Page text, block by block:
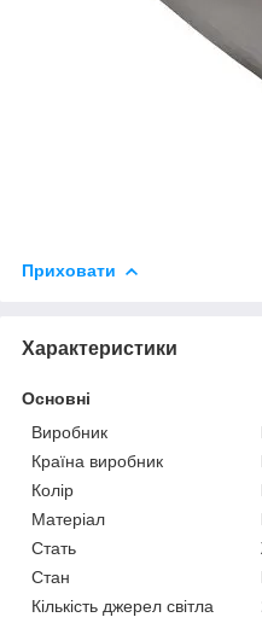
Приховати
Характеристики
Основні
Виробник
Країна виробник
Колір
Матеріал
Стать
Стан
Кількість джерел світла